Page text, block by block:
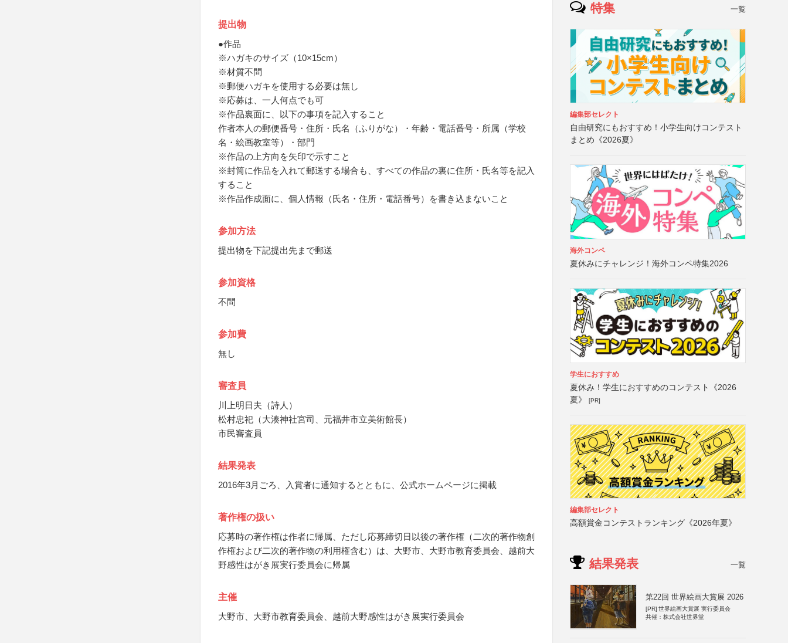
提出物
●作品
※ハガキのサイズ（10×15cm）
※材質不問
※郵便ハガキを使用する必要は無し
※応募は、一人何点でも可
※作品裏面に、以下の事項を記入すること
作者本人の郵便番号・住所・氏名（ふりがな）・年齢・電話番号・所属（学校
名・絵画教室等）・部門
※作品の上方向を矢印で示すこと
※封筒に作品を入れて郵送する場合も、すべての作品の裏に住所・氏名等を記入
すること
※作品作成面に、個人情報（氏名・住所・電話番号）を書き込まないこと
参加方法
提出物を下記提出先まで郵送
参加資格
不問
参加費
無し
審査員
川上明日夫（詩人）
松村忠祀（大湊神社宮司、元福井市立美術館長）
市民審査員
結果発表
2016年3月ごろ、入賞者に通知するとともに、公式ホームページに掲載
著作権の扱い
応募時の著作権は作者に帰属、ただし応募締切日以後の著作権（二次的著作物創
作権および二次的著作物の利用権含む）は、大野市、大野市教育委員会、越前大
野感性はがき展実行委員会に帰属
主催
大野市、大野市教育委員会、越前大野感性はがき展実行委員会
特集 一覧
編集部セレクト
自由研究にもおすすめ！小学生向けコンテスト
まとめ《2026夏》
海外コンペ
夏休みにチャレンジ！海外コンペ特集2026
学生におすすめ
夏休み！学生におすすめのコンテスト《2026
夏》
[PR]
編集部セレクト
高額賞金コンテストランキング《2026年夏》
結果発表 一覧
第22回 世界絵画大賞展 2026
[PR] 世界絵画大賞展 実行委員会
共催：株式会社世界堂